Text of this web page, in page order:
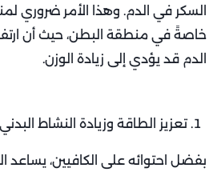
السكر في الدم. وهذا الأمر ضروري
خاصةً في منطقة البطن، حيث أن
الدم قد يؤدي إلى زيادة الوزن.
تعزيز الطاقة وزيادة النشاط
بفضل احتوائه على الكافيين، يساعد